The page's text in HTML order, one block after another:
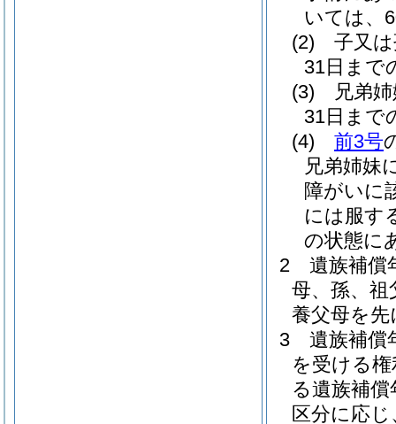
いては、
(2)
子又
31日まで
(3)
兄弟
31日まで
(4)
前3号
兄弟姉妹
障がいに
には服す
の状態に
2
遺族補償
母、孫、
養父母を
3
遺族補償
を受ける
る遺族補
区分に応